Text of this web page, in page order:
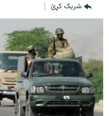
کورپاڼې
ته
لټون
ته
ورشئ
نړۍ
ځانګړې مرکې، شننې
انځور او ویډیو
اوونیزې خپرونې
۱۴ ساعته راډیويي خپرونې
Gandhara
شریک کړئ